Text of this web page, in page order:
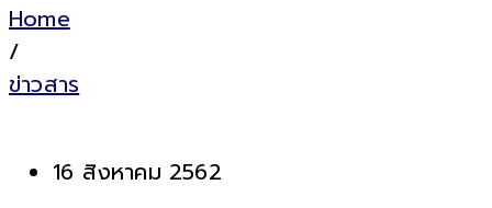
Home
/
ข่าวสาร
16 สิงหาคม 2562